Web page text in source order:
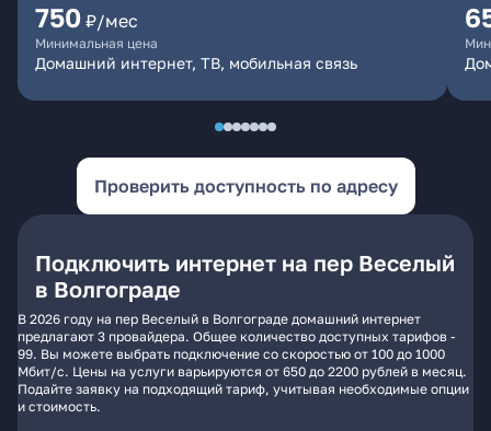
750 ₽/мес
Минимальная цена
Домашний интернет, ТВ, мобильная связь
Проверить доступность по адресу
Подключить интернет на пер Веселый
в Волгограде
В 2026 году на пер Веселый в Волгограде домашний интернет
предлагают 3 провайдера. Общее количество доступных тарифов -
99. Вы можете выбрать подключение со скоростью от 100 до 1000
Мбит/с. Цены на услуги варьируются от 650 до 2200 рублей в месяц.
Подайте заявку на подходящий тариф, учитывая необходимые опции
и стоимость.